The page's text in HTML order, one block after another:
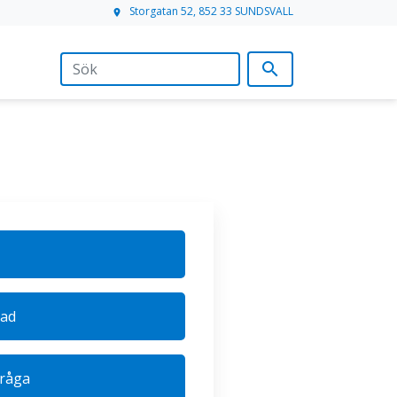
location_on Storgatan 52, 852 33 SUNDSVALL
search